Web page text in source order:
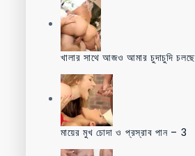
খালার সাথে আজও আমার চুদাচুদি চলছে
মায়ের মুখ চোদা ও প্রস্রাব পান – 3